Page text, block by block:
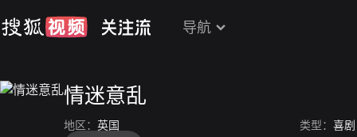
导航
情迷意乱
地区： 英国 类型： 喜剧